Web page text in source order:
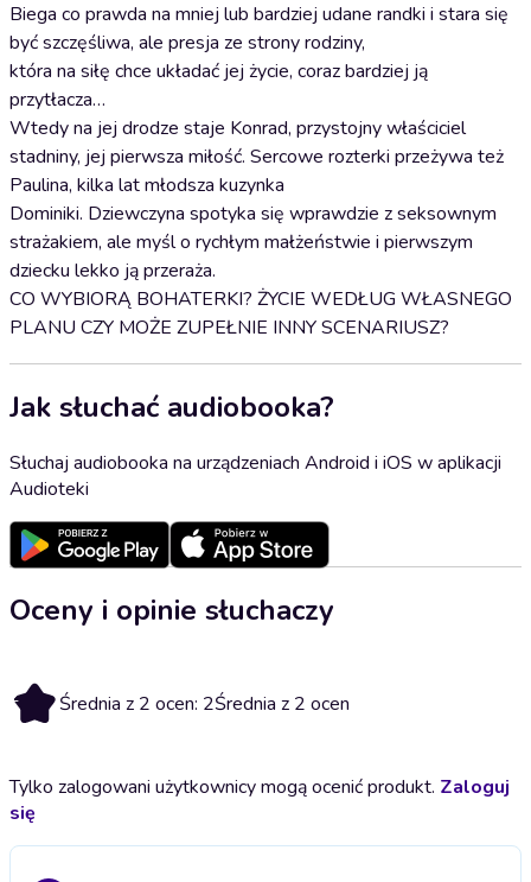
Biega co prawda na mniej lub bardziej udane randki i stara się
być szczęśliwa, ale presja ze strony rodziny,
która na siłę chce układać jej życie, coraz bardziej ją
przytłacza…
Wtedy na jej drodze staje Konrad, przystojny właściciel
stadniny, jej pierwsza miłość. Sercowe rozterki przeżywa też
Paulina, kilka lat młodsza kuzynka
Dominiki. Dziewczyna spotyka się wprawdzie z seksownym
strażakiem, ale myśl o rychłym małżeństwie i pierwszym
dziecku lekko ją przeraża.
CO WYBIORĄ BOHATERKI? ŻYCIE WEDŁUG WŁASNEGO
PLANU CZY MOŻE ZUPEŁNIE INNY SCENARIUSZ?
Jak słuchać audiobooka?
Słuchaj audiobooka na urządzeniach Android i iOS w aplikacji
Audioteki
Oceny i opinie słuchaczy
2 Średnia z 2 ocen: 2Średnia z 2 ocen
Tylko zalogowani użytkownicy mogą ocenić produkt. Zaloguj
się